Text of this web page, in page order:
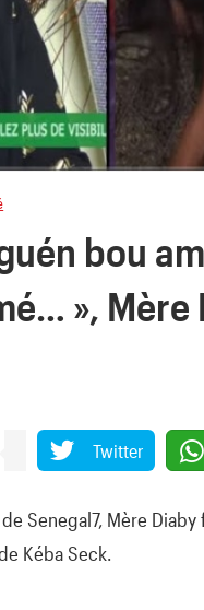
bou
», Mère
Twitter
Senegal7, Mère
Kéba Seck.